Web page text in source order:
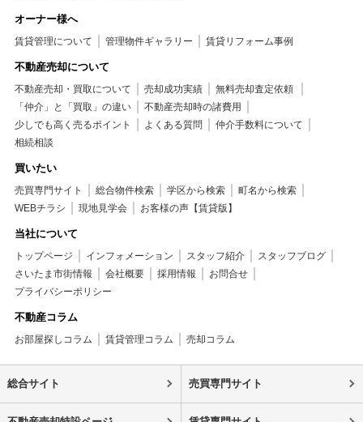
オーナー様へ
賃貸管理について 管理物件ギャラリー 賃貸リフォーム事例
不動産売却について
不動産売却・買取について 売却成功実績
無料売却査定依頼
「仲介」と「買取」の違い
不動産売却時の諸費用
少しでも高く売るポイント
よくある質問
仲介手数料について
相続相談
買いたい
売買専門サイト 総合物件検索 学区から検索
町名から検索
WEBチラシ
現地見学会 お客様の声【賃貸版】
当社について
トップページ インフォメーション スタッフ紹介
スタッフブログ
さいたま市街情報
会社概要 採用情報
お問合せ
プライバシーポリシー
不動産コラム
お部屋探しコラム 賃貸管理コラム 売却コラム
総合サイト 売買専門サイト